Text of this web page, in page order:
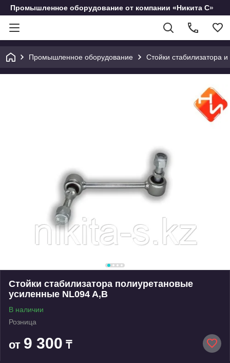
Промышленное оборудование от компании «Никита С»
Промышленное оборудование Стойки стабилизатора и
Стойки стабилизатора полиуретановые
усиленные NL094 A,B
В наличии
Розница
от 9 300 ₸